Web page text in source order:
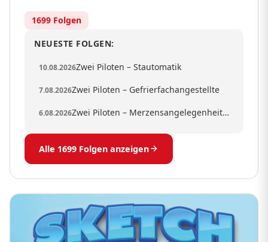
1699 Folgen
NEUESTE FOLGEN:
10.08.2026Zwei Piloten – Stautomatik
7.08.2026Zwei Piloten – Gefrierfachangestellte
6.08.2026 Zwei Piloten – Merzensangelegenheiten
Alle 1699 Folgen anzeigen